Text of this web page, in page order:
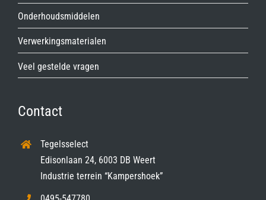
Onderhoudsmiddelen
Verwerkingsmaterialen
Veel gestelde vragen
Contact
Tegelsselect
Edisonlaan 24, 6003 DB Weert
Industrie terrein “Kampershoek”